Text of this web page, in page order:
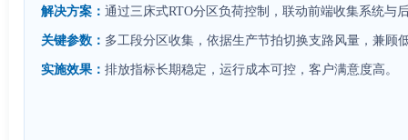
解决方案： 通过三床式RTO分区负荷控制，联动前端收集系统与
关键参数： 多工段分区收集，依据生产节拍切换支路风量，兼顾
实施效果： 排放指标长期稳定，运行成本可控，客户满意度高。